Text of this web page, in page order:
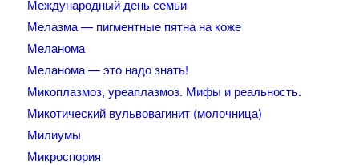
Международный день семьи
Мелазма — пигментные пятна на коже
Меланома
Меланома — это надо знать!
Микоплазмоз, уреаплазмоз. Мифы и реальность.
Микотический вульвовагинит (молочница)
Милиумы
Микроспория